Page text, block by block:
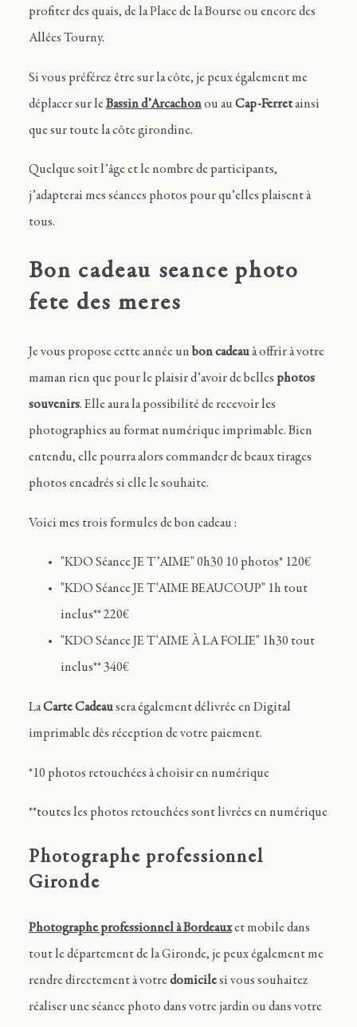
profiter des quais, de la Place de la Bourse ou encore des
Allées Tourny.
Si vous préférez être sur la côte, je peux également me
déplacer sur leBassin d’Arcachonou au Cap-Ferretainsi
que sur toute la côte girondine.
Quelque soit l’âge et le nombre de participants,
j’adapterai mes séances photos pour qu’elles plaisent à
tous.
Bon cadeau seance photo
fete des meres
Je vous propose cette année un bon cadeauà offrir à votre
maman rien que pour le plaisir d’avoir de belles photos
souvenirs. Elle aura la possibilité de recevoir les
photographies au format numérique imprimable. Bien
entendu, elle pourra alors commander de beaux tirages
photos encadrés si elle le souhaite.
Voici mes trois formules de bon cadeau :
"KDO Séance JE T’AIME" 0h30 10 photos* 120€
"KDO Séance JE T'AIME BEAUCOUP" 1h tout
inclus** 220€
"KDO Séance JE T'AIME À LA FOLIE" 1h30 tout
inclus** 340€
LaCarte Cadeausera également délivrée en Digital
imprimable dès réception de votre paiement.
*10 photos retouchées à choisir en numérique
**toutes les photos retouchées sont livrées en numérique
Photographe professionnel
Gironde
Photographe professionnel à Bordeauxet mobile dans
tout le département de la Gironde, je peux également me
rendre directement à votredomicilesi vous souhaitez
réaliser une séance photo dans votre jardin ou dans votre